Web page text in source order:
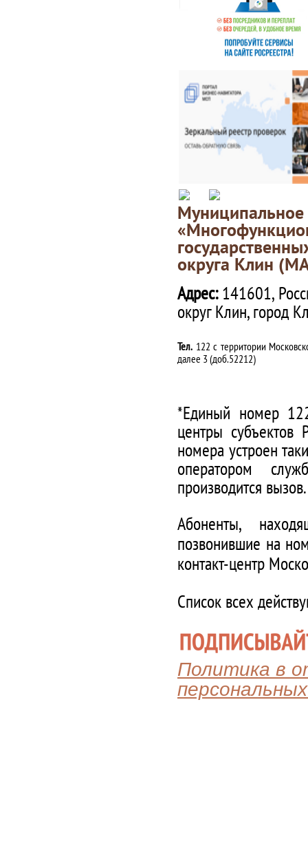
округа Клин
Адрес:141601,
округ Клин, город
Тел. 122 с территории
далее 3 (доб.52212)
*Единый номер
центры субъектов
номера устроен
оператором
производится вызов.
Абоненты,
позвонившие на
контакт-центр
Список всех
Политика в